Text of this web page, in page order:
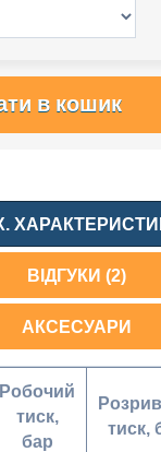
в кошик
ВІДГУКИ (2)
АКСЕСУАРИ
Робочий
тиск,
бар
тиск,